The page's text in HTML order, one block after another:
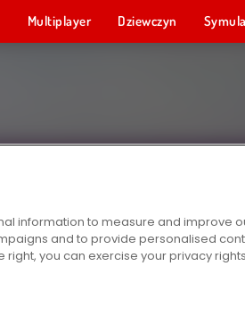
Multiplayer Dziewczyn
information to measure and improve
and to provide personalised
right, you can exercise your privacy